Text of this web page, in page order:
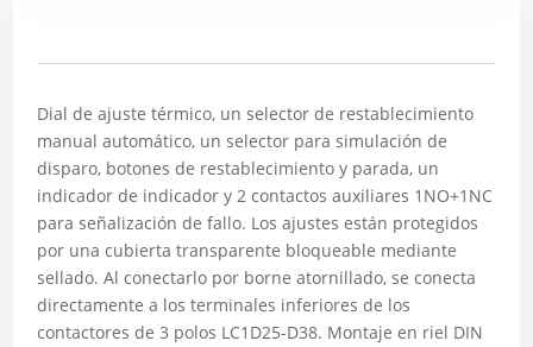
Dial de ajuste térmico, un selector de restablecimiento
manual automático, un selector para simulación de
disparo, botones de restablecimiento y parada, un
indicador de indicador y 2 contactos auxiliares 1NO+1NC
para señalización de fallo. Los ajustes están protegidos
por una cubierta transparente bloqueable mediante
sellado. Al conectarlo por borne atornillado, se conecta
directamente a los terminales inferiores de los
contactores de 3 polos LC1D25-D38. Montaje en riel DIN